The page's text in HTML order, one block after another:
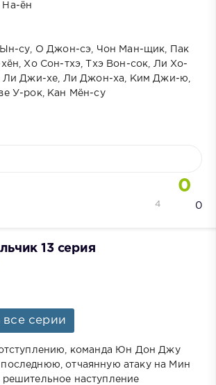
ён
Ын-су, О Джон-сэ, Чон Ман-щик, Пак
Хо Сон-тхэ, Тхэ Вон-сок, Ли Хо-
Ли Джи-хе, Ли Джон-ха, Ким Джи-ю,
У-рок, Кан Мён-су
0
0
4
13 серия
все серии
команда Юн Дон Джу
отчаянную атаку на Мин
наступление